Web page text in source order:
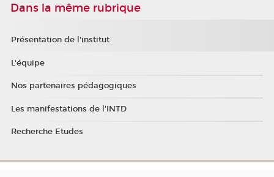
Dans la même rubrique
Présentation de l'institut
L'équipe
Nos partenaires pédagogiques
Les manifestations de l'INTD
Recherche Etudes